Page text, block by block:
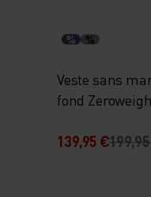
% %
Veste sans
fond
139,95 €